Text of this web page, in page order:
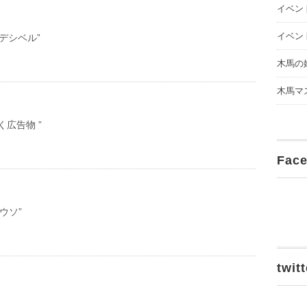
シベル”
広告物 ”
ソ”
イベン
イベン
木馬の
木馬マ